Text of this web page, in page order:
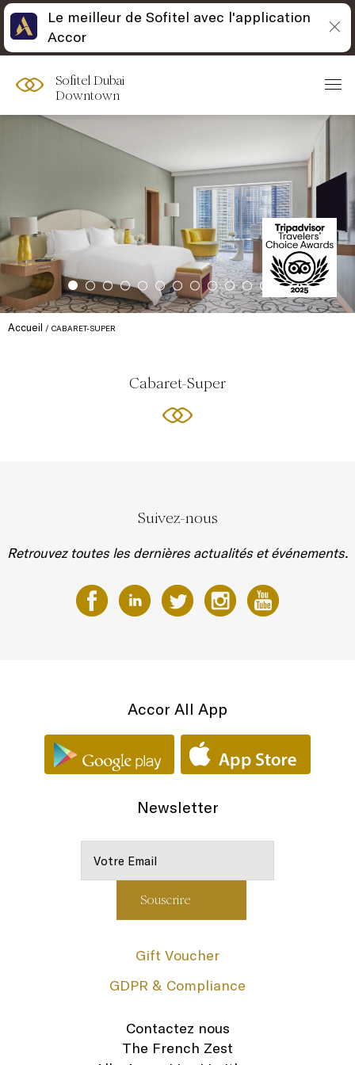
Sofitel Dubai
Downtown
Accueil CABARET-SUPER
Cabaret-Super
Suivez-nous
Retrouvez toutes les dernières actualités et événements.
Accor All App
Newsletter
Gift Voucher
GDPR & Compliance
Contactez nous
The French Zest
Le meilleur de Sofitel avec l'application
Accor